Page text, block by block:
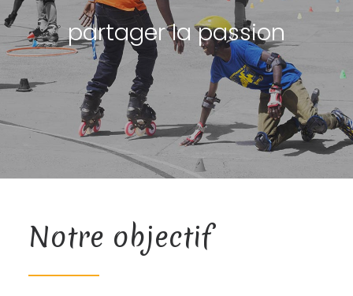
FR
partager la passion
Notre objectif